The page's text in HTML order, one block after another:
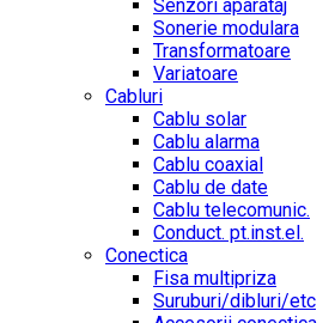
Senzori aparataj
Sonerie modulara
Transformatoare
Variatoare
Cabluri
Cablu solar
Cablu alarma
Cablu coaxial
Cablu de date
Cablu telecomunic.
Conduct. pt.inst.el.
Conectica
Fisa multipriza
Suruburi/dibluri/etc